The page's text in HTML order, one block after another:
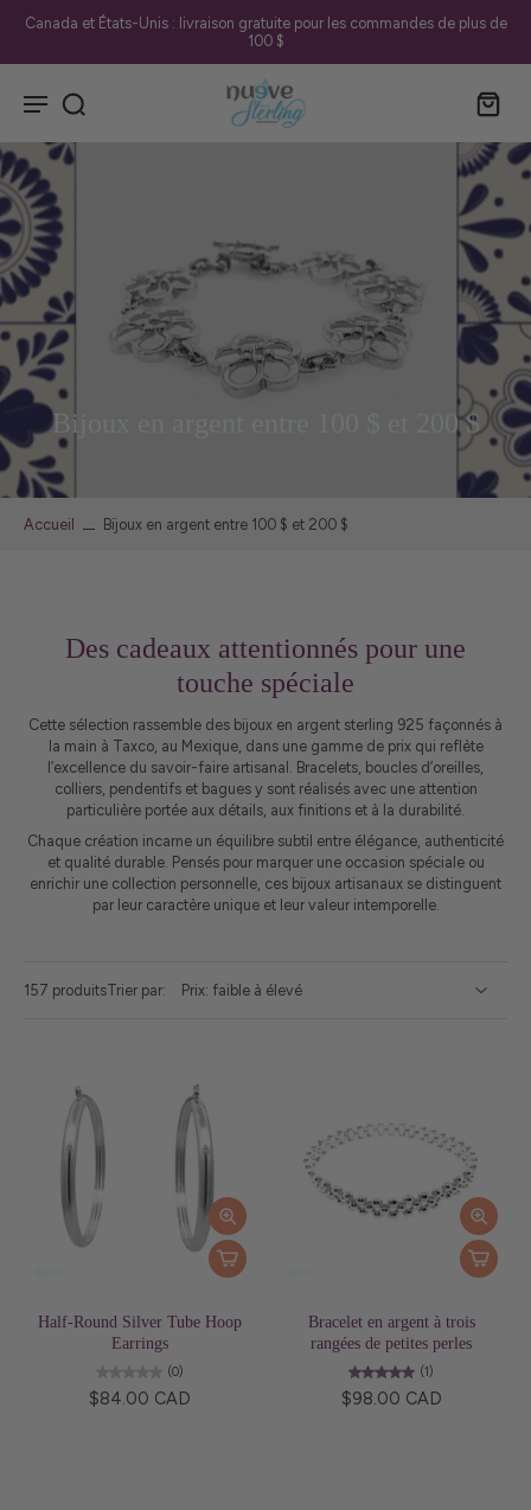
Canada et États-Unis : livraison gratuite pour les commandes de plus de
100 $
Bijoux en argent entre 100 $ et 200 $
Accueil Bijoux en argent entre 100 $ et 200 $
Des cadeaux attentionnés pour une
touche spéciale
Cette sélection rassemble des bijoux en argent sterling 925 façonnés à
la main à Taxco, au Mexique, dans une gamme de prix qui reflète
l’excellence du savoir-faire artisanal. Bracelets, boucles d’oreilles,
colliers, pendentifs et bagues y sont réalisés avec une attention
particulière portée aux détails, aux finitions et à la durabilité.
Chaque création incarne un équilibre subtil entre élégance, authenticité
et qualité durable. Pensés pour marquer une occasion spéciale ou
enrichir une collection personnelle, ces bijoux artisanaux se distinguent
par leur caractère unique et leur valeur intemporelle.
157 produitsTrier par:
Half-Round Silver Tube Hoop
Earrings
(0)
$84.00 CAD
Bracelet en argent à trois
rangées de petites perles
(1)
$98.00 CAD